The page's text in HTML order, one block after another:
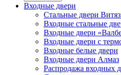
Входные двери
Стальные двери
Входные стальные
Входные двери
Входные двери с
Входные белые двери
Входные двери Алмаз
Распродажа входных